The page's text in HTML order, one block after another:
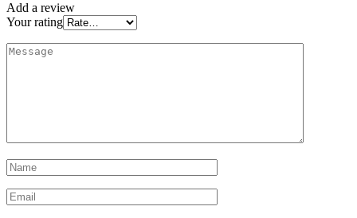
Add a review
Your rating